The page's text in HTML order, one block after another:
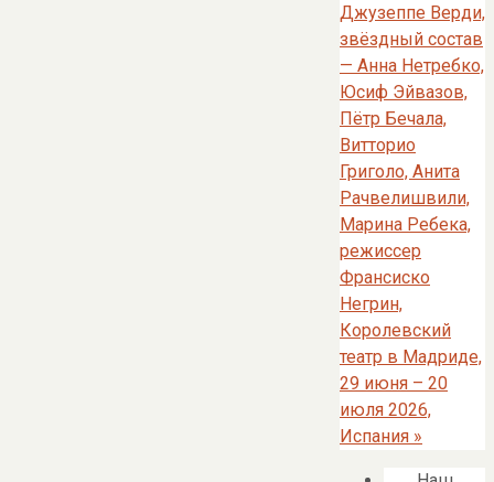
Джузеппе Верди,
звёздный состав
— Анна Нетребко,
Юсиф Эйвазов,
Пётр Бечала,
Витторио
Григоло, Анита
Рачвелишвили,
Марина Ребека,
режиссер
Франсиско
Негрин,
Королевский
театр в Мадриде,
29 июня – 20
июля 2026,
Испания »